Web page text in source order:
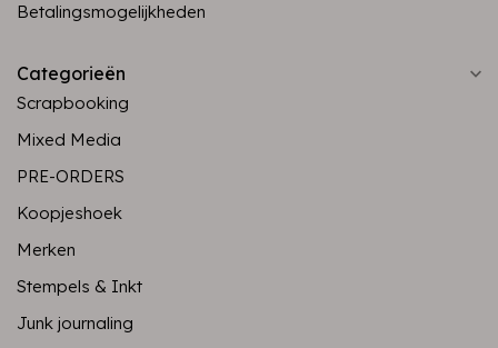
Betalingsmogelijkheden
Categorieën
Scrapbooking
Mixed Media
PRE-ORDERS
Koopjeshoek
Merken
Stempels & Inkt
Junk journaling